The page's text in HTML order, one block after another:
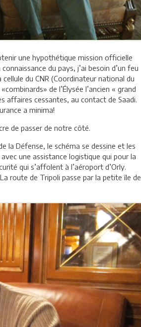
une hypothétique mission officielle
du pays, j’ai besoin d’un feu
du CNR (Coordinateur national du
de l’Élysée l’ancien « grand
affaires cessantes, au contact de Saadi.
a minima!
de passer de notre côté.
la Défense, le schéma se dessine et les
une assistance logistique qui pour la
qui s’affolent à l’aéroport d’Orly.
route de Tripoli passe par la petite île de